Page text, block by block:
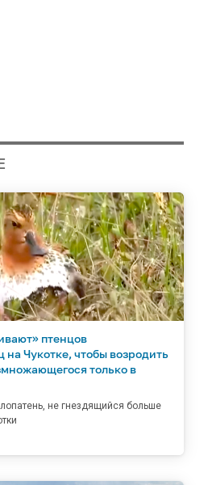
птенцов
Чукотке, чтобы возродить
только в
не гнездящийся больше